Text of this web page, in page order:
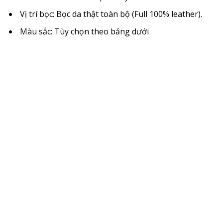
Vị trí bọc: Bọc da thật toàn bộ (Full 100% leather).
Màu sắc: Tùy chọn theo bảng dưới